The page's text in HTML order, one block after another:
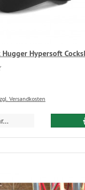
Hugger Hypersoft
Versandkosten